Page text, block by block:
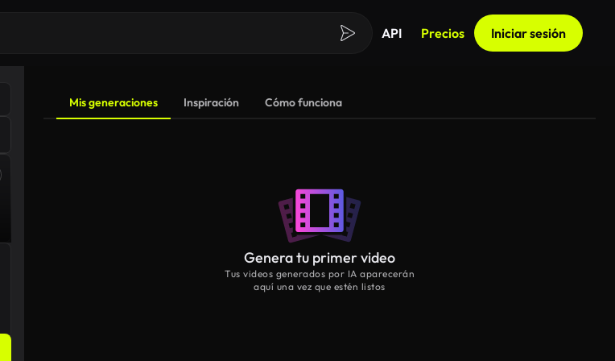
API Precios Iniciar sesión
Mis generaciones Inspiración Cómo funciona
Genera tu primer video
Tus videos generados por IA aparecerán
aquí una vez que estén listos